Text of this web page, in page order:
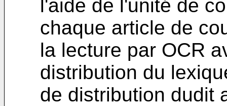
l'aide de l'unité de
chaque article de
la lecture par OCR
distribution du
de distribution dudit